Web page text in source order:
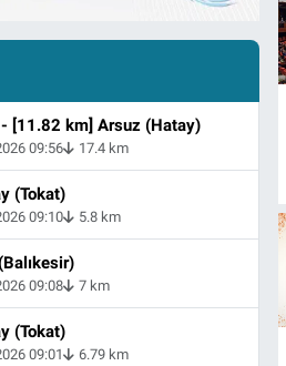
[11.82 km] Arsuz (Hatay)
09:56 17.4 km
(Tokat)
09:10 5.8 km
(Balıkesir)
09:08 7 km
(Tokat)
09:01 6.79 km